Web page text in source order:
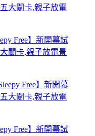
Free】新開幕試
關卡,親子放電景
Free】新開幕試